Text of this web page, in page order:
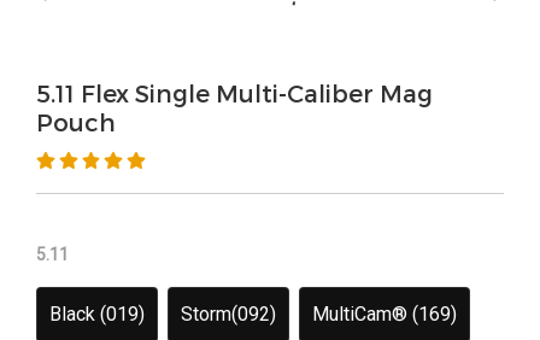
5.11 Flex Single Multi-Caliber Mag
Pouch
5.11
Black (019) Storm(092) MultiCam® (169)